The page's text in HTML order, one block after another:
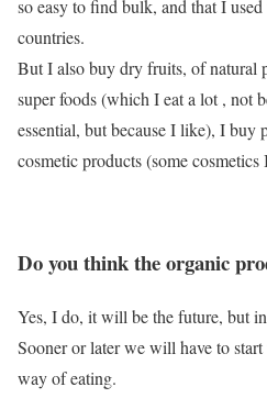
so easy to find bulk, and that I
countries.
But I also buy dry fruits, of natural
super foods (which I eat a lot , not
essential, but because I like), I buy
cosmetic products (some
Do you think the organic
Yes, I do, it will be the future, but
Sooner or later we will have to start
way of eating.